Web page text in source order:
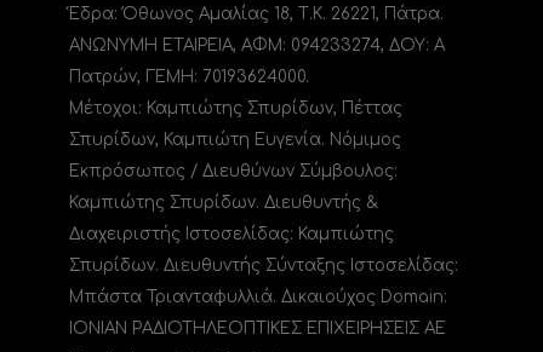
Έδρα: Όθωνος Αμαλίας 18, Τ.Κ. 26221, Πάτρα.
ΑΝΩΝΥΜΗ ΕΤΑΙΡΕΙΑ, ΑΦΜ: 094233274, ΔΟΥ: A
Πατρών, ΓΕΜΗ: 70193624000.
Μέτοχοι: Καμπιώτης Σπυρίδων, Πέττας
Σπυρίδων, Καμπιώτη Ευγενία. Νόμιμος
Εκπρόσωπος / Διευθύνων Σύμβουλος:
Καμπιώτης Σπυρίδων. Διευθυντής &
Διαχειριστής Ιστοσελίδας: Καμπιώτης
Σπυρίδων. Διευθυντής Σύνταξης Ιστοσελίδας:
Μπάστα Τριανταφυλλιά. Δικαιούχος Domain:
ΙΟΝΙΑΝ ΡΑΔΙΟΤΗΛΕΟΠΤΙΚΕΣ ΕΠΙΧΕΙΡΗΣΕΙΣ ΑΕ